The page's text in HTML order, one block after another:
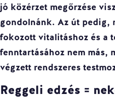
jó közérzet megőrzése
gondolnánk. Az út pedig,
fokozott vitalitáshoz és a
fenntartásához nem más,
végzett rendszeres
Reggeli edzés =